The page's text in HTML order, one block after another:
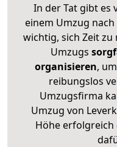
In der Tat gibt es
einem Umzug
wichtig, sich Zeit zu
Umzugs
organisieren,
reibungslos
Umzugsfirma
Umzug von
Höhe